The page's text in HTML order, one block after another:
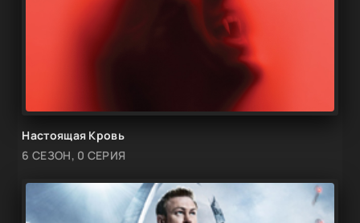
Настоящая Кровь
6 СЕЗОН, 0 СЕРИЯ